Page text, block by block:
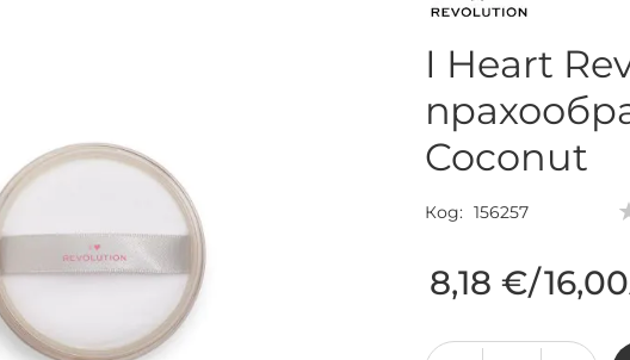
I Heart
Coconut
Код 156257
8,18 €/